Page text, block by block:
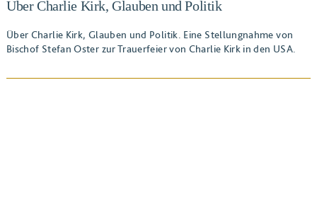
Über Charlie Kirk, Glauben und Politik
Über Charlie Kirk, Glauben und Politik. Eine Stellungnahme von
Bischof Stefan Oster zur Trauerfeier von Charlie Kirk in den USA.